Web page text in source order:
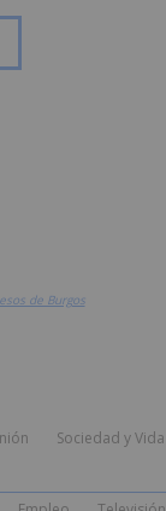
de Burgos
Sociedad y Vida